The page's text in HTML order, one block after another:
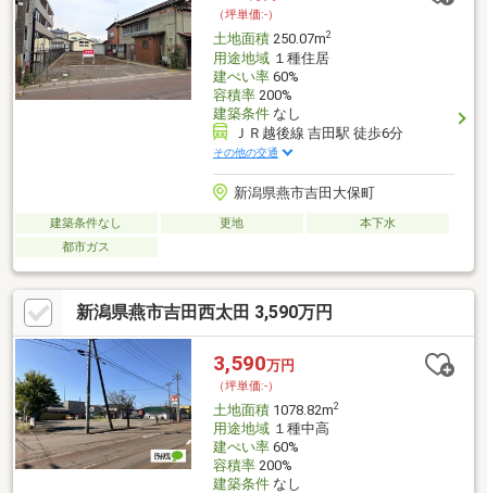
（坪単価:-）
土地面積250.07m2
用途地域１種住居
建ぺい率60%
容積率200%
建築条件なし
ＪＲ越後線 吉田駅 徒歩6分
その他の交通
新潟県燕市吉田大保町
建築条件なし 更地
本下水
都市ガス
新潟県燕市吉田西太田 3,590万円
3,590万円
（坪単価:-）
土地面積1078.82m2
用途地域１種中高
建ぺい率60%
容積率200%
建築条件なし